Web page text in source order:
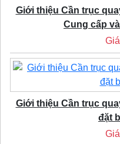
Giới thiệu Cần trục
Cung cấp
Giới thiệu Cần trục
đặt